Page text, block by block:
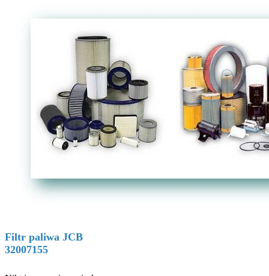
Filtr paliwa JCB
32007155